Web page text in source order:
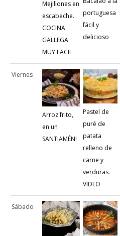
Mejillones en
escabeche.
COCINA
GALLEGA
MUY FACIL
portuguesa
fácil y
delicioso
Viernes
Arroz frito,
en un
SANTIAMÉN!
Pastel de
puré de
patata
relleno de
carne y
verduras.
VIDEO
Sábado